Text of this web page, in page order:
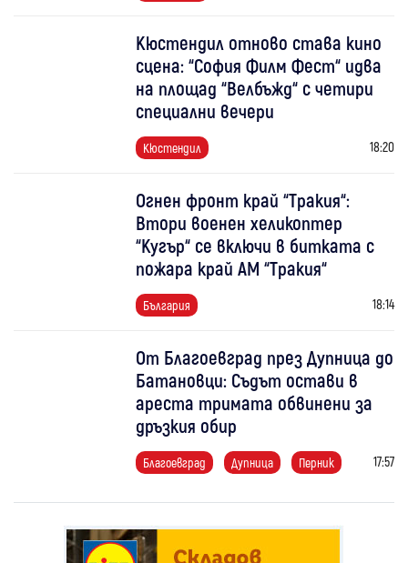
Кюстендил отново става кино
сцена: “София Филм Фест“ идва
на площад “Велбъжд“ с четири
специални вечери
Кюстендил 18:20
Огнен фронт край “Тракия“:
Втори военен хеликоптер
“Кугър“ се включи в битката с
пожара край АМ “Тракия“
България 18:14
От Благоевград през Дупница до
Батановци: Съдът остави в
ареста тримата обвинени за
дръзкия обир
Благоевград Дупница Перник 17:57